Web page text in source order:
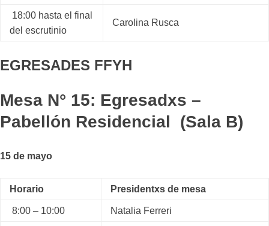
18:00 hasta el final
del escrutinio
Carolina Rusca
EGRESADES FFYH
Mesa N° 15: Egresadxs –
Pabellón Residencial (Sala B)
15 de mayo
Horario Presidentxs de mesa
8:00 – 10:00 Natalia Ferreri